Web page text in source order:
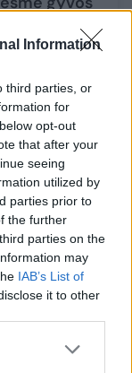
Information
third parties, or
for
opt-out
that after your
seeing
utilized by
parties prior to
the further
parties on the
may
IAB’s List of
it to other